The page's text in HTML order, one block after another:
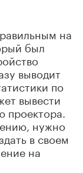
на
был
выводит
по
вывести
нужно
в своем
на